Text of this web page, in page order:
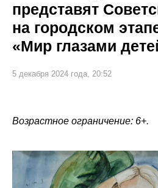
представят
на городском
«Мир глазами
5 декабря 2024 года, 20:52
Возрастное ограничение: 6+.